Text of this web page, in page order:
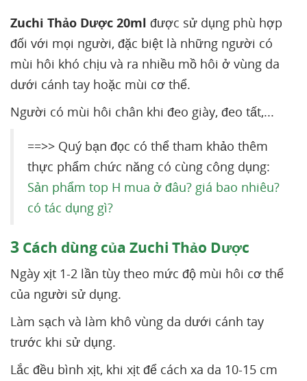
Zuchi Thảo Dược 20ml được sử dụng phù hợp
đối với mọi người, đặc biệt là những người có
mùi hôi khó chịu và ra nhiều mồ hôi ở vùng da
dưới cánh tay hoặc mùi cơ thể.
Người có mùi hôi chân khi đeo giày, đeo tất,...
==>> Quý bạn đọc có thể tham khảo thêm
thực phẩm chức năng có cùng công dụng:
Sản phẩm top H mua ở đâu? giá bao nhiêu?
có tác dụng gì?
3 Cách dùng của Zuchi Thảo Dược
Ngày xịt 1-2 lần tùy theo mức độ mùi hôi cơ thể
của người sử dụng.
Làm sạch và làm khô vùng da dưới cánh tay
trước khi sử dụng.
Lắc đều bình xịt, khi xịt để cách xa da 10-15 cm